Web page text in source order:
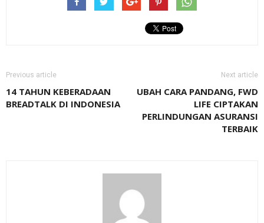
Previous article
14 TAHUN KEBERADAAN
BREADTALK DI INDONESIA
Next article
UBAH CARA PANDANG, FWD
LIFE CIPTAKAN
PERLINDUNGAN ASURANSI
TERBAIK